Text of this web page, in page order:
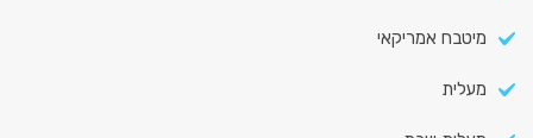
מיטבח אמריקאי
מעלית